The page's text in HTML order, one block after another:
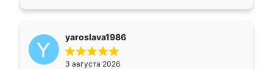
yaroslava1986
3 августа 2026